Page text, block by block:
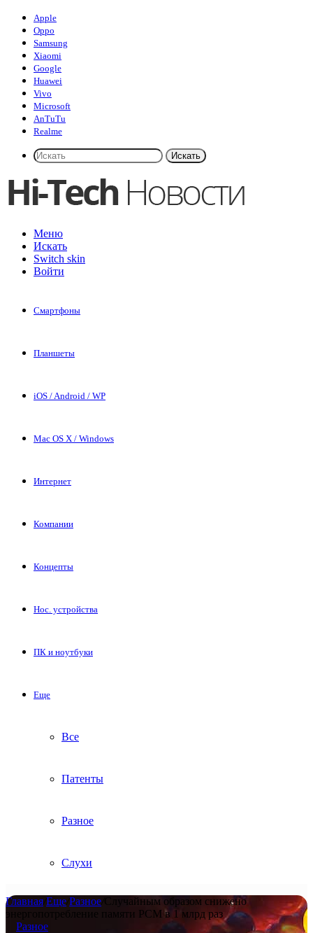
Apple
Oppo
Samsung
Xiaomi
Google
Huawei
Vivo
Microsoft
AnTuTu
Realme
Искать
Меню
Искать
Switch skin
Войти
Смартфоны
Планшеты
iOS / Android / WP
Mac OS X / Windows
Интернет
Компании
Концепты
Нос. устройства
ПК и ноутбуки
Еще
Все
Патенты
Разное
Слухи
Главная Еще Разное Случайным образом снижено
энергопотребление памяти PCM в 1 млрд раз
Разное